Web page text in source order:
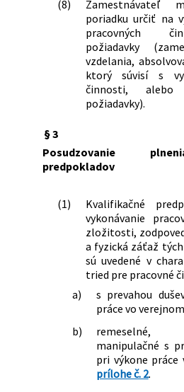
neskorších
neskorších
menia a
376/2024 Z. z.
Zákon o
činnosti a o
niektorých
154/2025 Z. z.
Zákon,
v znení
č. 553/2003 Z.
niektorých
práce vo
doplnení
neskorších
a dopĺňa
odborných
neskorších
325/2025 Z. z.
Zákon,
č. 138/2019 Z.
(8)
Zamestnávateľ
poriadku určiť na
pracovných
požiadavky
vzdelania,
ktorý súvisí s
činnosti, alebo
požiadavky).
§ 3
Posudzovanie
predpokladov
(1)
Kvalifikačné
vykonávanie
zložitosti,
a fyzická záťaž
sú uvedené v
tried pre pracovné
a)
s prevahou
práce vo
b)
remeselné,
manipulačné s
pri výkone práce
prílohe č. 2.